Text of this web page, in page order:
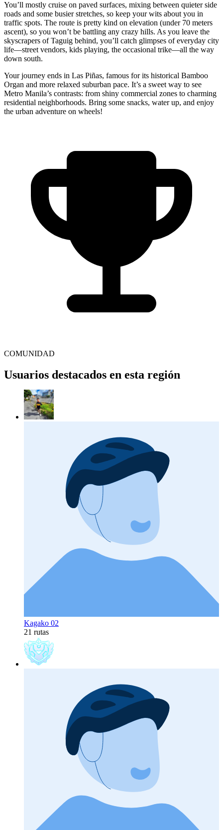
You’ll mostly cruise on paved surfaces, mixing between quieter side
roads and some busier stretches, so keep your wits about you in
traffic spots. The route is pretty kind on elevation (under 70 meters
ascent), so you won’t be battling any crazy hills. As you leave the
skyscrapers of Taguig behind, you’ll catch glimpses of everyday city
life—street vendors, kids playing, the occasional trike—all the way
down south.
Your journey ends in Las Piñas, famous for its historical Bamboo
Organ and more relaxed suburban pace. It’s a sweet way to see
Metro Manila’s contrasts: from shiny commercial zones to charming
residential neighborhoods. Bring some snacks, water up, and enjoy
the urban adventure on wheels!
COMUNIDAD
Usuarios destacados en esta región
Kagako 02
21 rutas